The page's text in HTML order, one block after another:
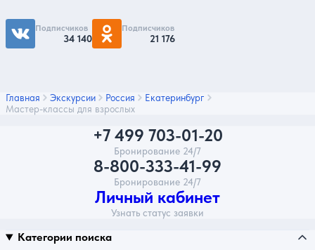
Подписчиков
34 140
Подписчиков
21 176
Главная Экскурсии Россия
Екатеринбург
Мастер-классы для взрослых
+7 499 703-01-20
Бронирование 24/7
8-800-333-41-99
Бронирование 24/7
Личный кабинет
Узнать статус заявки
Категории поиска